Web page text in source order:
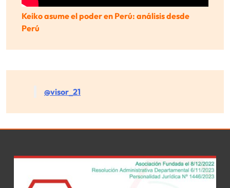
Keiko asume el poder en Perú: análisis desde
Perú
@visor_21